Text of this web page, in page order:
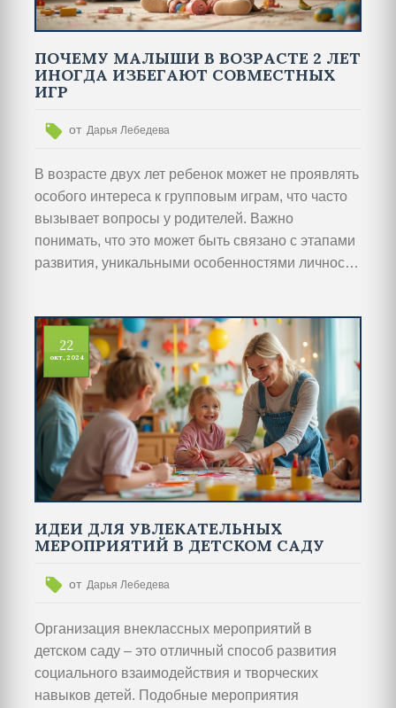
независимости.
ПОЧЕМУ МАЛЫШИ В ВОЗРАСТЕ 2 ЛЕТ
ИНОГДА ИЗБЕГАЮТ СОВМЕСТНЫХ
ИГР
от Дарья Лебедева
В возрасте двух лет ребенок может не проявлять
особого интереса к групповым играм, что часто
вызывает вопросы у родителей. Важно
понимать, что это может быть связано с этапами
развития, уникальными особенностями личности
отсутствия интереса к играм с другими детьми,
предлагаются советы и рекомендации для
родителей, желающих помочь своему ребенку.
Развитие навыков социализации на ранних
этапах играет ключевую роль в формировании
уверенности и комфортного общения в будущем.
22
окт, 2024
ИДЕИ ДЛЯ УВЛЕКАТЕЛЬНЫХ
МЕРОПРИЯТИЙ В ДЕТСКОМ САДУ
от Дарья Лебедева
Организация внеклассных мероприятий в
детском саду – это отличный способ развития
социального взаимодействия и творческих
навыков детей. Подобные мероприятия